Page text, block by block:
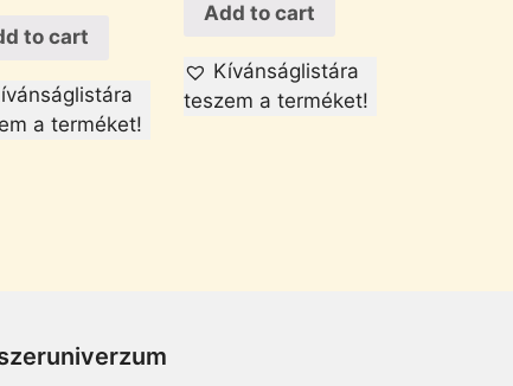
to cart
a terméket!
Add to cart
Kívánságlistára
teszem a terméket!